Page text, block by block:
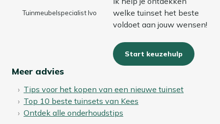
Tuinmeubelspecialist Ivo
welke tuinset het beste
voldoet aan jouw wensen!
Start keuzehulp
Meer advies
Tips voor het kopen van een nieuwe tuinset
Top 10 beste tuinsets van Kees
Ontdek alle onderhoudstips